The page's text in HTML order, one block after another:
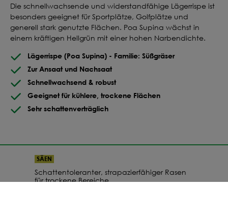
Die schnellwachsende und widerstandfähige Lägerrispe ist
besonders geeignet für Sportplätze, Golfplätze und
generell stark genutzte Flächen. Poa Supina wächst in
einem kräftigen Hellgrün mit einer hohen Narbendichte.
Lägerrispe (Poa Supina) - Familie: Süßgräser
Zur Ansaat und Nachsaat
Schnellwachsend & robust
Geeignet für kühlere, trockene Flächen
Sehr schattenverträglich
SÄEN
Schattentoleranter, strapazierfähiger Rasen
für trockene Bereiche